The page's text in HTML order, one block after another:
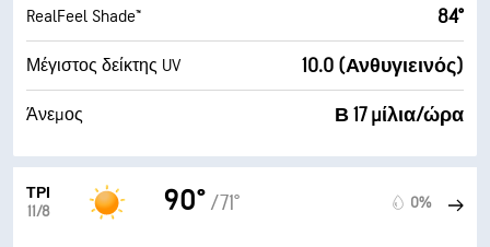
RealFeel Shade™ 84°
Μέγιστος δείκτης UV 10.0 (Ανθυγιεινός)
Άνεμος Β 17 μίλια/ώρα
ΤΡΊ
11/8
90° /71° 0%